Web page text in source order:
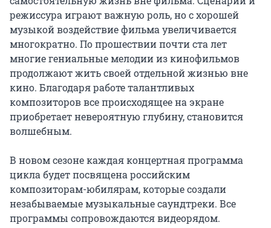
режиссура играют важную роль, но с хорошей
музыкой воздействие фильма увеличивается
многократно. По прошествии почти ста лет
многие гениальные мелодии из кинофильмов
продолжают жить своей отдельной жизнью вне
кино. Благодаря работе талантливых
композиторов все происходящее на экране
приобретает невероятную глубину, становится
волшебным.
В новом сезоне каждая концертная программа
цикла будет посвящена российским
композиторам-юбилярам, которые создали
незабываемые музыкальные саундтреки. Все
программы сопровождаются видеорядом.